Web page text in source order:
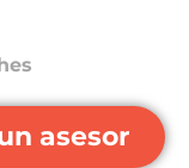
asesor